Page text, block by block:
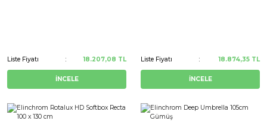
Liste Fiyatı 18.207,08 TL
İNCELE
Liste Fiyatı 18.874,35 TL
İNCELE